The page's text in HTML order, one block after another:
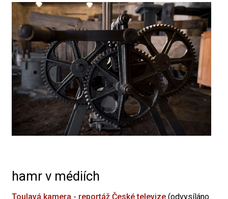
hamr v médiích
Toulavá kamera - reportáž České televize (odvysíláno